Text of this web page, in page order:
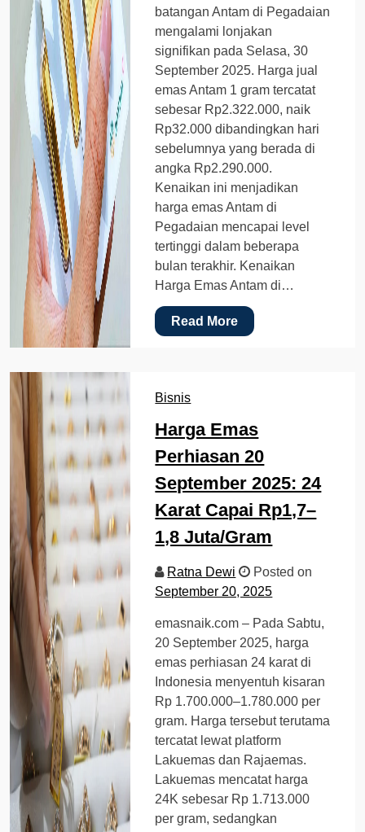
batangan Antam di Pegadaian
mengalami lonjakan
signifikan pada Selasa, 30
September 2025. Harga jual
emas Antam 1 gram tercatat
sebesar Rp2.322.000, naik
Rp32.000 dibandingkan hari
sebelumnya yang berada di
angka Rp2.290.000.
Kenaikan ini menjadikan
harga emas Antam di
Pegadaian mencapai level
tertinggi dalam beberapa
bulan terakhir. Kenaikan
Harga Emas Antam di…
Read More
Bisnis
Harga Emas
Perhiasan 20
September 2025: 24
Karat Capai Rp1,7–
1,8 Juta/Gram
Ratna Dewi
Posted on
September 20, 2025
emasnaik.com – Pada Sabtu,
20 September 2025, harga
emas perhiasan 24 karat di
Indonesia menyentuh kisaran
Rp 1.700.000–1.780.000 per
gram. Harga tersebut terutama
tercatat lewat platform
Lakuemas dan Rajaemas.
Lakuemas mencatat harga
24K sebesar Rp 1.713.000
per gram, sedangkan